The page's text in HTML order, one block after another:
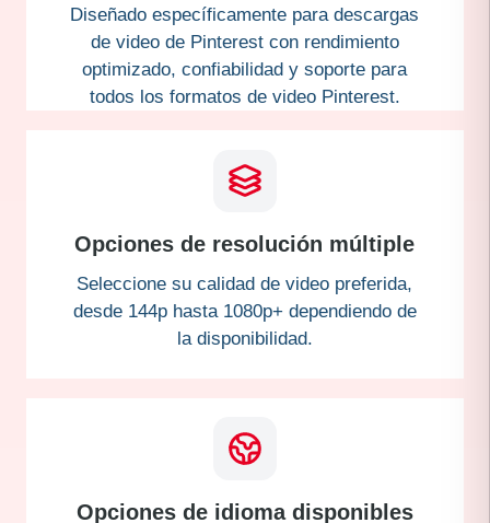
Diseñado específicamente para descargas
de video de Pinterest con rendimiento
optimizado, confiabilidad y soporte para
todos los formatos de video Pinterest.
Opciones de resolución múltiple
Seleccione su calidad de video preferida,
desde 144p hasta 1080p+ dependiendo de
la disponibilidad.
Opciones de idioma disponibles